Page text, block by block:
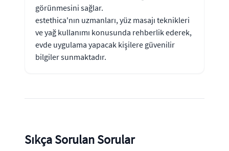
görünmesini sağlar.
estethica'nın uzmanları, yüz masajı teknikleri
ve yağ kullanımı konusunda rehberlik ederek,
evde uygulama yapacak kişilere güvenilir
bilgiler sunmaktadır.
Sıkça Sorulan Sorular